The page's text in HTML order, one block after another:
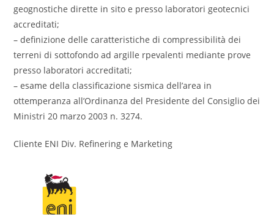
geognostiche dirette in sito e presso laboratori geotecnici
accreditati;
– definizione delle caratteristiche di compressibilità dei
terreni di sottofondo ad argille rpevalenti mediante prove
presso laboratori accreditati;
– esame della classificazione sismica dell’area in
ottemperanza all’Ordinanza del Presidente del Consiglio dei
Ministri 20 marzo 2003 n. 3274.
Cliente ENI Div. Refinering e Marketing